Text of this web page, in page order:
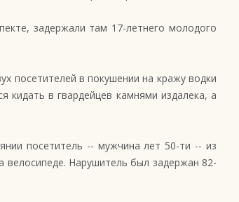
задержали там 17-летнего молодого
посетителей в покушении на кражу водки
кидать в гвардейцев камнями издалека, а
посетитель -- мужчина лет 50-ти -- из
велосипеде. Нарушитель был задержан 82-